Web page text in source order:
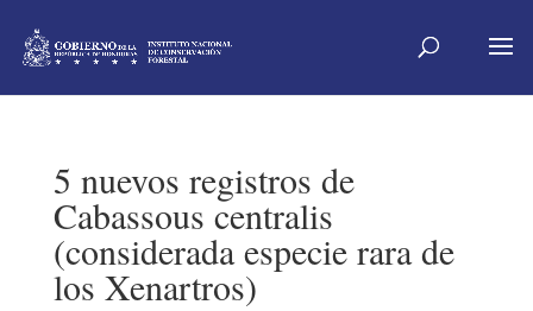
5 nuevos registros de
Cabassous centralis
(considerada especie rara de
los Xenartros)